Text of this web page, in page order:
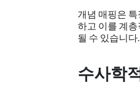
개념 매핑은
하고 이를 계
될 수 있습니다.
수사학